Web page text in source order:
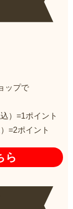
ップで
）=1ポイント
=2ポイント
ら